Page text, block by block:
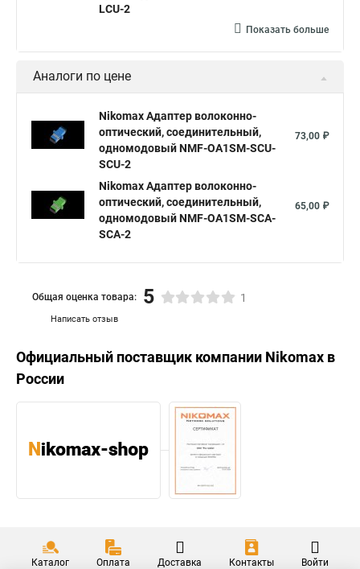
LCU-2
Показать больше
Аналоги по цене
Nikomax Адаптер волоконно-
оптический, соединительный,
одномодовый NMF-OA1SM-SCU-
SCU-2
73,00 ₽
Nikomax Адаптер волоконно-
оптический, соединительный,
одномодовый NMF-OA1SM-SCA-
SCA-2
65,00 ₽
Написать отзыв
Общая оценка товара: 5 1
Официальный поставщик компании Nikomax в
России
Каталог Оплата Доставка Контакты Войти